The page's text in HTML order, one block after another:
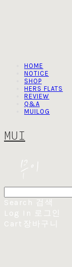
HOME
NOTICE
SHOP
HERS FLATS
REVIEW
Q&A
MUILOG
MUI
Search 검색
Log In 로그인
Cart 장바구니